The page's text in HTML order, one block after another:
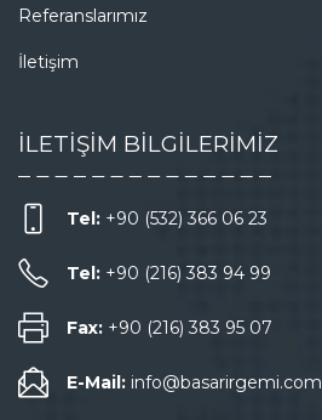
Referanslarımız
İletişim
İLETİŞİM BİLGİLERİMİZ
Tel: +90 (532) 366 06 23
Tel: +90 (216) 383 94 99
Fax: +90 (216) 383 95 07
E-Mail: info@basarirgemi.com